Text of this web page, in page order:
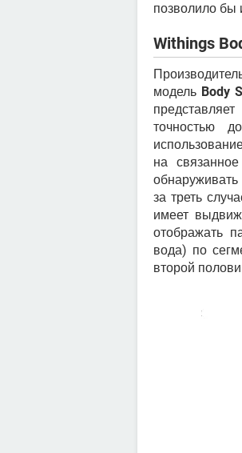
позволило бы
Withings
модель Body
точностью
на
за треть
имеет
отображать
вода) по
второй